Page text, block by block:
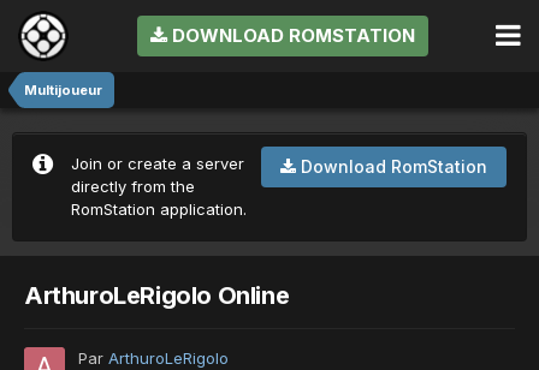
DOWNLOAD ROMSTATION
Multijoueur
Download RomStation
Join or create a server
directly from the
RomStation application.
ArthuroLeRigolo Online
Par ArthuroLeRigolo